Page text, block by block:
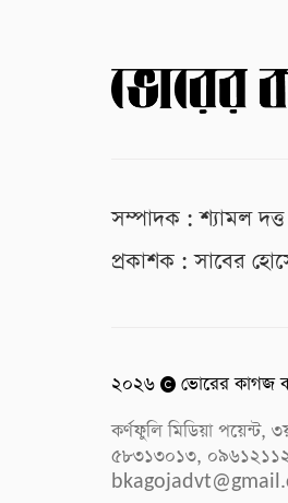
সম্পাদক : শ্যামল দত্ত
প্রকাশক : সাবের
২০২৬
ভোরের কাগজ
কর্ণফুলি মিডিয়া
৫৮৩১৩০১৩,